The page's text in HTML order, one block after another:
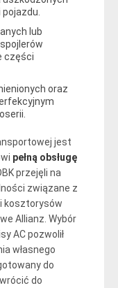
lub
części
oraz
jest
pełną obsługę
przejęli na
związane z
kosztorysów
Allianz. Wybór
AC pozwolił
własnego
do
do